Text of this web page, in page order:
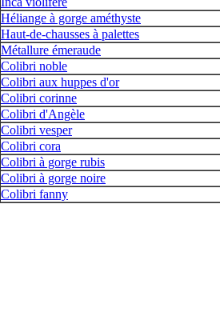
Héliange à gorge améthyste
Haut-de-chausses à palettes
Métallure émeraude
Colibri noble
Colibri aux huppes d'or
Colibri corinne
Colibri d'Angèle
Colibri vesper
Colibri cora
Colibri à gorge rubis
Colibri à gorge noire
Colibri fanny